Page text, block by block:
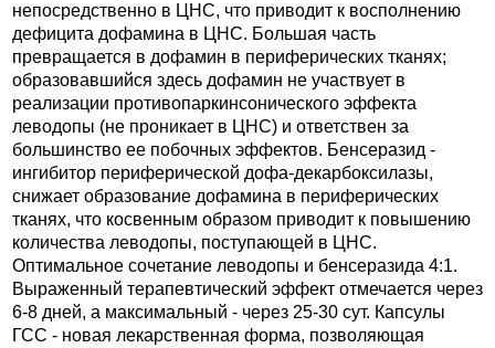
непосредственно в ЦНС, что приводит к восполнению
дефицита дофамина в ЦНС. Большая часть
превращается в дофамин в периферических тканях;
образовавшийся здесь дофамин не участвует в
реализации противопаркинсонического эффекта
леводопы (не проникает в ЦНС) и ответствен за
большинство ее побочных эффектов. Бенсеразид -
ингибитор периферической дофа-декарбоксилазы,
снижает образование дофамина в периферических
тканях, что косвенным образом приводит к повышению
количества леводопы, поступающей в ЦНС.
Оптимальное сочетание леводопы и бенсеразида 4:1.
Выраженный терапевтический эффект отмечается через
6-8 дней, а максимальный - через 25-30 сут. Капсулы
ГСС - новая лекарственная форма, позволяющая